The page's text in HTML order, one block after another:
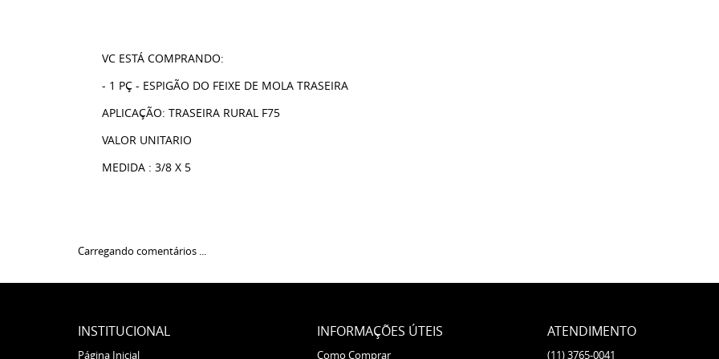
VC ESTÁ COMPRANDO:
- 1 PÇ - ESPIGÃO DO FEIXE DE MOLA TRASEIRA
APLICAÇÃO: TRASEIRA RURAL F75
VALOR UNITARIO
MEDIDA : 3/8 X 5
Carregando comentários ...
INSTITUCIONAL
Página Inicial
INFORMAÇÕES ÚTEIS
Como Comprar
ATENDIMENTO
(11)3765-0041